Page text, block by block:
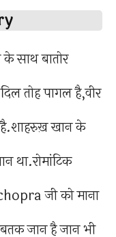
साथ बातोर
तोह पागल है,वीर
है.शाहरुख़ खान के
था.रोमांटिक
जी को माना
जान है जान भी